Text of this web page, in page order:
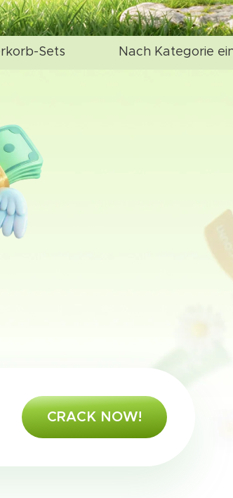
Sets Nach Kategorie
CRACK NOW!